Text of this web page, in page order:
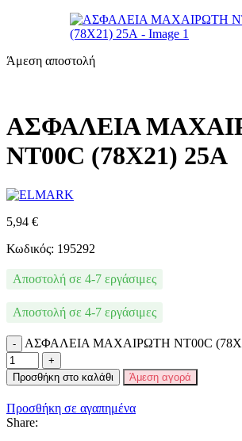
Άμεση αποστολή
ΑΣΦΑΛΕΙΑ
NT00C (78X21) 25А
5,94 €
Κωδικός: 195292
Αποστολή σε 4-7 εργάσιμες
Αποστολή σε 4-7 εργάσιμες
ΑΣΦΑΛΕΙΑ ΜΑΧΑΙΡΩΤΗ NT00C
Προσθήκη στο καλάθι Άμεση αγορά
Προσθήκη σε αγαπημένα
Share: